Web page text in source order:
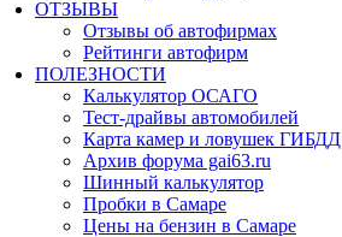
ОТЗЫВЫ
Отзывы об автофирмах
Рейтинги автофирм
ПОЛЕЗНОСТИ
Калькулятор ОСАГО
Тест-драйвы автомобилей
Карта камер и ловушек ГИБДД
Архив форума gai63.ru
Шинный калькулятор
Пробки в Самаре
Цены на бензин в Самаре